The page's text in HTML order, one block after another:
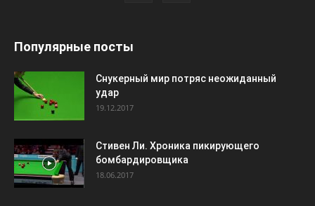
Популярные посты
Снукерный мир потряс неожиданный
удар
19.12.2017
Стивен Ли. Хроника пикирующего
бомбардировщика
18.06.2017